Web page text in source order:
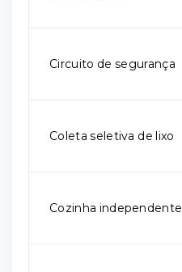
Circuito de segurança
Coleta seletiva de lixo
Cozinha independente